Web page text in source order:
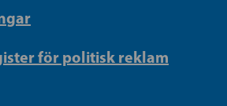
för politisk reklam